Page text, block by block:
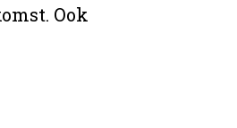
Ook